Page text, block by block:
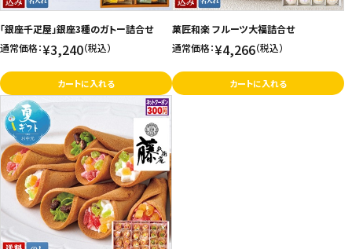
「銀座千疋屋」銀座3種のガトー詰合せ
通常価格：¥3,240（税込）
カートに入れる
菓匠和楽 フルーツ大福詰合せ
通常価格：¥4,266（税込）
カートに入れる